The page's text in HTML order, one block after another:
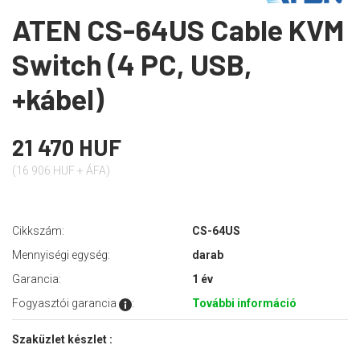
ATEN CS-64US Cable KVM
Switch (4 PC, USB,
+kábel)
21 470 HUF
(16 906 HUF + ÁFA)
Cikkszám:
CS-64US
Mennyiségi egység:
darab
Garancia:
1 év
Fogyasztói garancia
: További információ
Szaküzlet készlet :